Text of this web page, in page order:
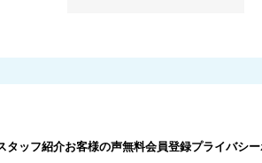
タッフ紹介お客様の声無料会員登録プライバシ